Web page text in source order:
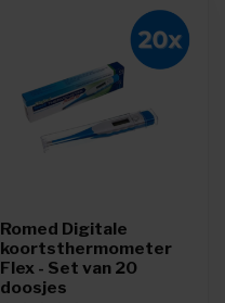
Romed Digitale
koortsthermometer
Flex - Set van 20
doosjes